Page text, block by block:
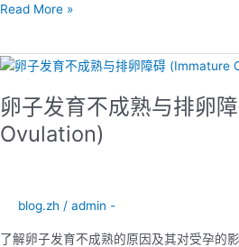
Read More »
卵子发育不成熟与排卵
Ovulation)
blog.zh / admin -
了解卵子发育不成熟的原因及其对受孕的
卵
发
育
不
卵